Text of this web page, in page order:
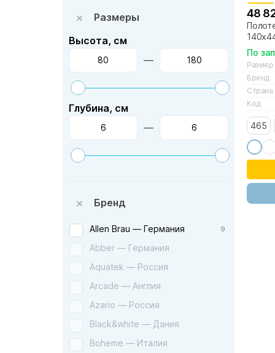
Размеры
Высота, см
—
Глубина, см
—
Бренд
Allen Brau — Германия 9
Abber — Германия
Aquatek — Россия
Arcade — Англия
Azario — Россия
Black&white — Дания
Boheme — Италия
48
По
Размер
Бренд
Страна
Код
465